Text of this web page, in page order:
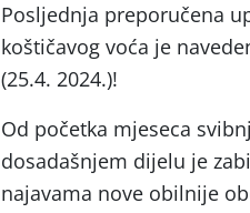
Posljednja preporučena
koštičavog voća je
(25.4. 2024.)!
Od početka mjeseca
dosadašnjem dijelu je
najavama nove obilnije